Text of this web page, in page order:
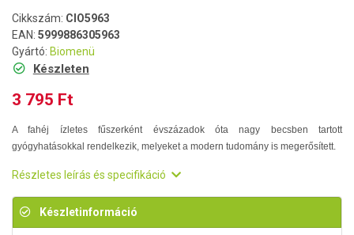
Cikkszám: CIO5963
EAN: 5999886305963
Gyártó: Biomenü
Készleten
3 795 Ft
A fahéj ízletes fűszerként évszázadok óta nagy becsben tartott
gyógyhatásokkal rendelkezik, melyeket a modern tudomány is megerősített.
Részletes leírás és specifikáció
Készletinformáció